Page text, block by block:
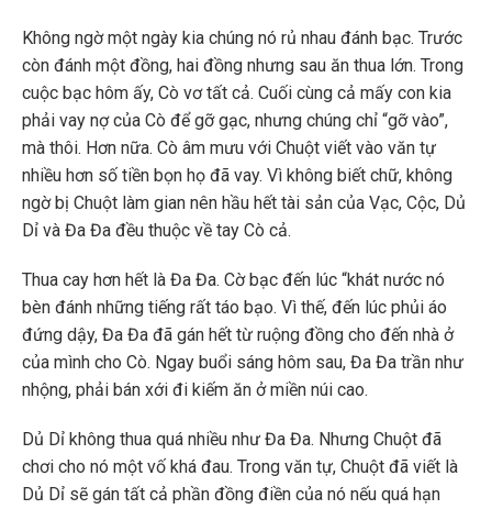
Không ngờ một ngày kia chúng nó rủ nhau đánh bạc. Trước
còn đánh một đồng, hai đồng nhưng sau ăn thua lớn. Trong
cuộc bạc hôm ấy, Cò vơ tất cả. Cuối cùng cả mấy con kia
phải vay nợ của Cò để gỡ gạc, nhưng chúng chỉ “gỡ vào”,
mà thôi. Hơn nữa. Cò âm mưu với Chuột viết vào văn tự
nhiều hơn số tiền bọn họ đã vay. Vì không biết chữ, không
ngờ bị Chuột làm gian nên hầu hết tài sản của Vạc, Cộc, Dủ
Dỉ và Đa Đa đều thuộc về tay Cò cả.
Thua cay hơn hết là Đa Đa. Cờ bạc đến lúc “khát nước nó
bèn đánh những tiếng rất táo bạo. Vì thế, đến lúc phủi áo
đứng dậy, Đa Đa đã gán hết từ ruộng đồng cho đến nhà ở
của mình cho Cò. Ngay buổi sáng hôm sau, Đa Đa trần như
nhộng, phải bán xới đi kiếm ăn ở miền núi cao.
Dủ Dỉ không thua quá nhiều như Đa Đa. Nhưng Chuột đã
chơi cho nó một vố khá đau. Trong văn tự, Chuột đã viết là
Dủ Dỉ sẽ gán tất cả phần đồng điền của nó nếu quá hạn